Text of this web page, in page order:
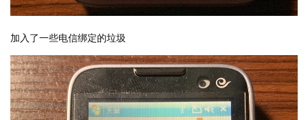
加入了一些电信绑定的垃圾